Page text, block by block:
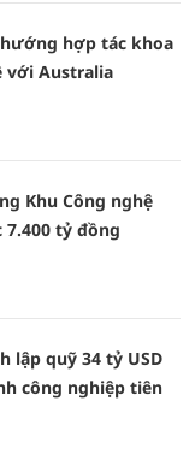
hợp tác khoa
với Australia
Khu Công nghệ
7.400 tỷ đồng
lập quỹ 34 tỷ USD
công nghiệp tiên